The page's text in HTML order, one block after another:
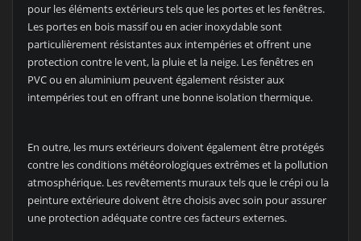
pour les éléments extérieurs tels que les portes et les fenêtres.
Les portes en bois massif ou en acier inoxydable sont
particulièrement résistantes aux intempéries et offrent une
protection contre le vent, la pluie et la neige. Les fenêtres en
PVC ou en aluminium peuvent également résister aux
intempéries tout en offrant une bonne isolation thermique.
En outre, les murs extérieurs doivent également être protégés
contre les conditions météorologiques extrêmes et la pollution
atmosphérique. Les revêtements muraux tels que le crépi ou la
peinture extérieure doivent être choisis avec soin pour assurer
une protection adéquate contre ces facteurs externes.